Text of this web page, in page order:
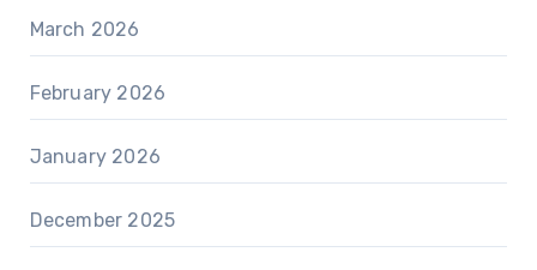
March 2026
February 2026
January 2026
December 2025